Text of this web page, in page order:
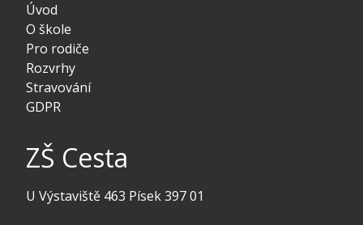
Úvod
O škole
Pro rodiče
Rozvrhy
Stravování
GDPR
ZŠ Cesta
U Výstaviště 463 Písek 397 01